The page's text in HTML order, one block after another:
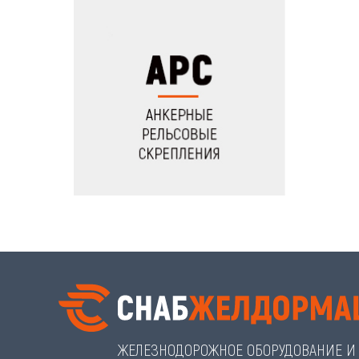
ЖЕЛЕЗНОДОРОЖНОЕ ОБОРУДОВАНИЕ